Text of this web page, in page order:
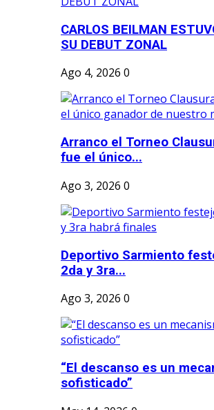
CARLOS BEILMAN
SU DEBUT ZONAL
Ago 4, 2026 0
Arranco el Torneo
fue el único...
Ago 3, 2026 0
Deportivo Sarmiento
2da y 3ra...
Ago 3, 2026 0
“El descanso es un
sofisticado”